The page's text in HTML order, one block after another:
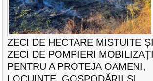
ZECI DE HECTARE MISTUITE ȘI
ZECI DE POMPIERI MOBILIZAȚI
PENTRU A PROTEJA OAMENI,
LOCUINȚE, GOSPODĂRII ȘI